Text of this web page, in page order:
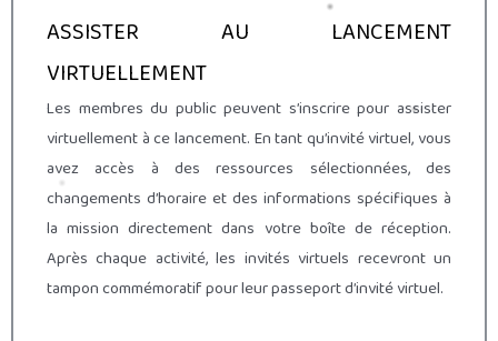
ASSISTER AU LANCEMENT
VIRTUELLEMENT
Les membres du public peuvent s’inscrire pour assister
virtuellement à ce lancement. En tant qu’invité virtuel, vous
avez accès à des ressources sélectionnées, des
changements d’horaire et des informations spécifiques à
la mission directement dans votre boîte de réception.
Après chaque activité, les invités virtuels recevront un
tampon commémoratif pour leur passeport d’invité virtuel.